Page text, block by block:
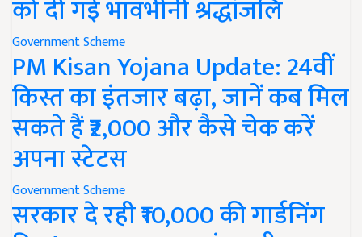
को दी गई भावभीनी श्रद्धांजलि
Government Scheme
PM Kisan Yojana Update: 24वीं
किस्त का इंतजार बढ़ा, जानें कब मिल
सकते हैं ₹2,000 और कैसे चेक करें
अपना स्टेटस
Government Scheme
सरकार दे रही ₹10,000 की गार्डनिंग